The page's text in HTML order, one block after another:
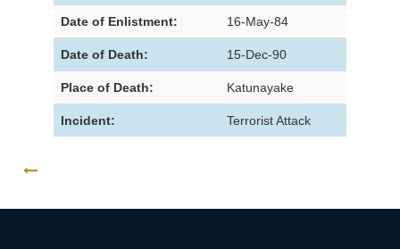
Date of Enlistment: 16-May-84
Date of Death: 15-Dec-90
Place of Death: Katunayake
Incident: Terrorist Attack